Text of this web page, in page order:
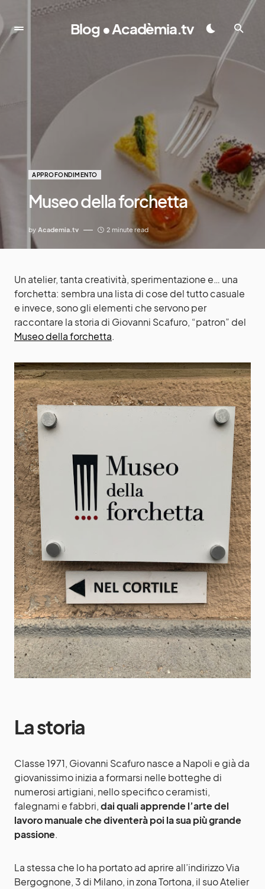
Blog • Acadèmia.tv
APPROFONDIMENTO
Museo della forchetta
by Academia.tv 2 minute read
Un atelier, tanta creatività, sperimentazione e… una
forchetta: sembra una lista di cose del tutto casuale
e invece, sono gli elementi che servono per
raccontare la storia di Giovanni Scafuro, “patron” del
Museo della forchetta.
La storia
Classe 1971, Giovanni Scafuro nasce a Napoli e già da
giovanissimo inizia a formarsi nelle botteghe di
numerosi artigiani, nello specifico ceramisti,
falegnami e fabbri,dai quali apprende l’arte del
lavoro manuale che diventerà poi la sua più grande
passione.
La stessa che lo ha portato ad aprire all’indirizzo Via
Bergognone, 3 di Milano, in zona Tortona, il suo Atelier